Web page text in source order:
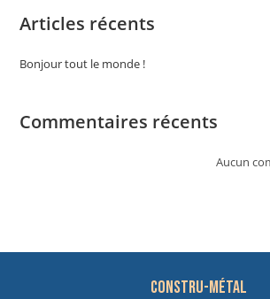
Articles récents
Bonjour tout le monde !
Commentaires récents
Aucun
Constru-métal